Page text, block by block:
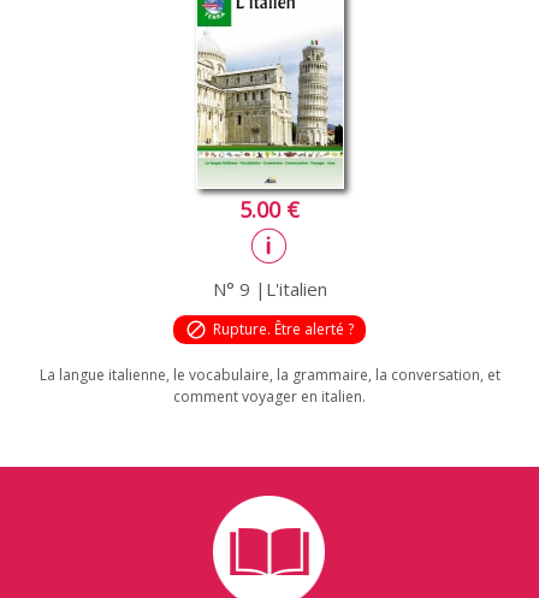
5.00 €
N° 9 |L'italien
block Rupture. Être alerté ?
La langue italienne, le vocabulaire, la grammaire, la conversation, et
comment voyager en italien.